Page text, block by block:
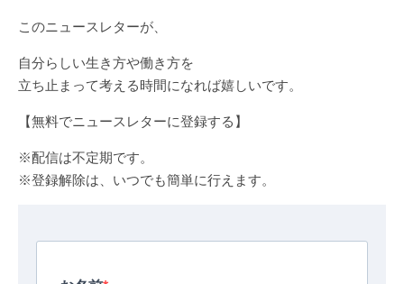
このニュースレターが、
自分らしい生き方や働き方を
立ち止まって考える時間になれば嬉しいです。
【無料でニュースレターに登録する】
※配信は不定期です。
※登録解除は、いつでも簡単に行えます。